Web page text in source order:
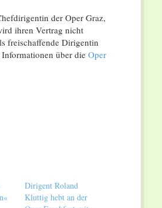
der Oper Graz,
ihren Vertrag nicht
freischaffende Dirigentin
über die Oper
Dirigent Roland
Kluttig hebt an der